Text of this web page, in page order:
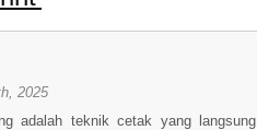
2025
adalah teknik cetak yang langsung